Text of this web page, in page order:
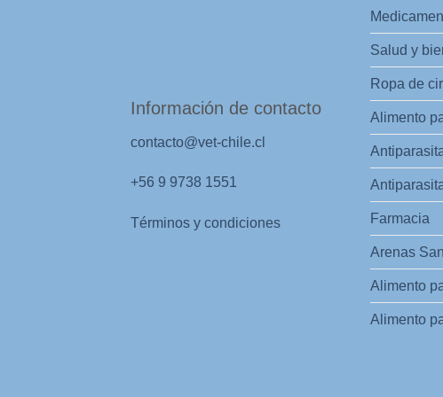
Información de contacto
contacto@vet-chile.cl
+56 9 9738 1551
Términos y condiciones
Salud y
Ropa de
Alimento
Farmacia
Arenas
Alimento
Alimento